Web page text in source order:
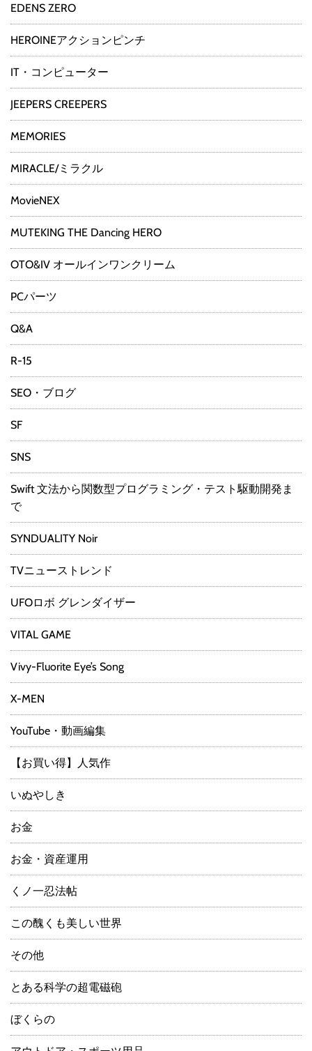
EDENS ZERO
HEROINEアクションピンチ
IT・コンピューター
JEEPERS CREEPERS
MEMORIES
MIRACLE/ミラクル
MovieNEX
MUTEKING THE Dancing HERO
OTO&IV オールインワンクリーム
PCパーツ
Q&A
R-15
SEO・ブログ
SF
SNS
Swift 文法から関数型プログラミング・テスト駆動開発ま
で
SYNDUALITY Noir
TVニューストレンド
UFOロボ グレンダイザー
VITAL GAME
Vivy-Fluorite Eye’s Song
X-MEN
YouTube・動画編集
【お買い得】人気作
いぬやしき
お金
お金・資産運用
くノ一忍法帖
この醜くも美しい世界
その他
とある科学の超電磁砲
ぼくらの